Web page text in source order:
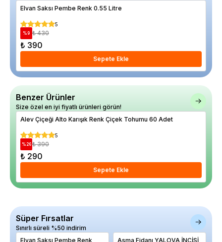
Elvan Saksı Pembe Renk 0.55 Litre
5
% 9 ₺ 430
₺ 390
Sepete Ekle
Benzer Ürünler
Size özel en iyi fiyatlı ürünleri görün!
Alev Çiçeği Alto Karışık Renk Çiçek Tohumu 60 Adet
5
%26 ₺ 390
₺ 290
Sepete Ekle
Süper Fırsatlar
Sınırlı süreli %50 indirim
Elvan Saksı Pembe Renk
Asma Fidanı YALOVA İNCİSİ